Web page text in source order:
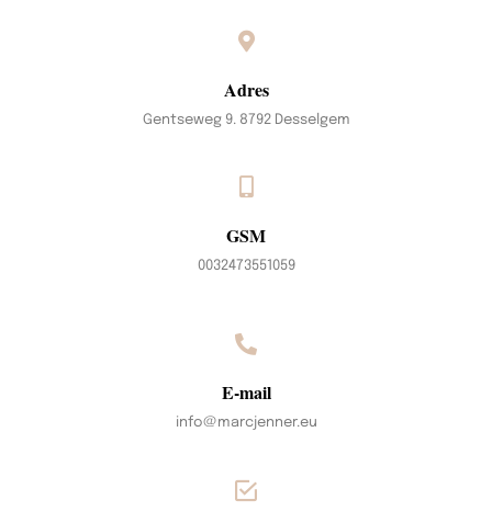
Adres
Gentseweg 9. 8792 Desselgem
GSM
0032473551059
E-mail
info@marcjenner.eu